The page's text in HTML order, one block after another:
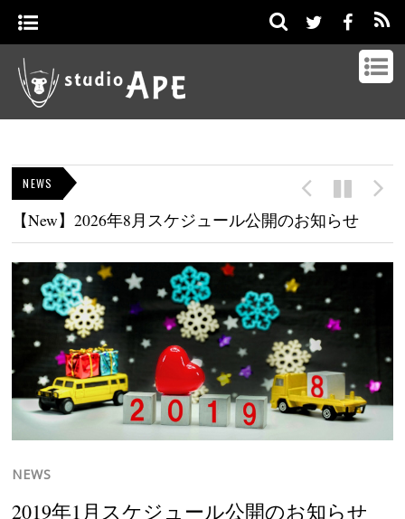
NEWS
【New】2026年8月スケジュール公開のお知らせ
NEWS
2019年1月スケジュール公開のお知らせ